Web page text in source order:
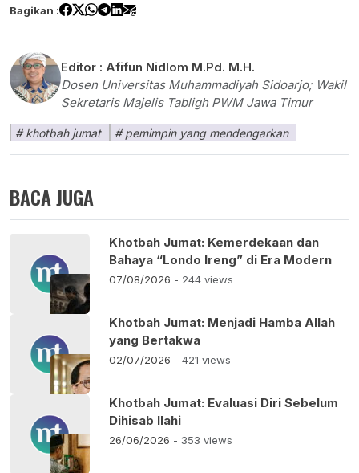
Bagikan :
Editor : Afifun Nidlom M.Pd. M.H.
Dosen Universitas Muhammadiyah Sidoarjo; Wakil
Sekretaris Majelis Tabligh PWM Jawa Timur
khotbah jumat pemimpin yang mendengarkan
BACA JUGA
Khotbah Jumat: Kemerdekaan dan
Bahaya “Londo Ireng” di Era Modern
07/08/2026 - 244 views
Khotbah Jumat: Menjadi Hamba Allah
yang Bertakwa
02/07/2026 - 421 views
Khotbah Jumat: Evaluasi Diri Sebelum
Dihisab Ilahi
26/06/2026 - 353 views